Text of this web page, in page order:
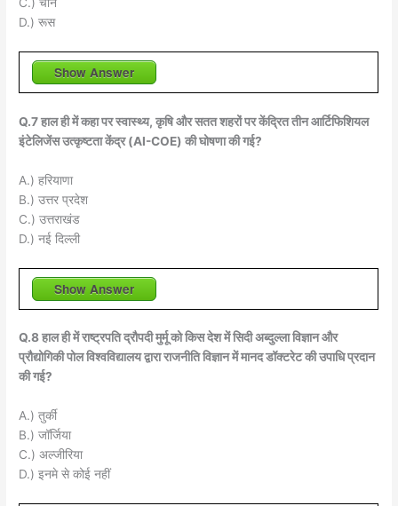
C.) चीन
D.) रूस
Show Answer
Q.7 हाल ही में कहा पर स्वास्थ्य, कृषि और सतत शहरों पर केंद्रित तीन आर्टिफिशियल
इंटेलिजेंस उत्कृष्टता केंद्र (AI-COE) की घोषणा की गई?
A.) हरियाणा
B.) उत्तर प्रदेश
C.) उत्तराखंड
D.) नई दिल्ली
Show Answer
Q.8 हाल ही में राष्ट्रपति द्रौपदी मुर्मू को किस देश में सिदी अब्दुल्ला विज्ञान और
प्रौद्योगिकी पोल विश्वविद्यालय द्वारा राजनीति विज्ञान में मानद डॉक्टरेट की उपाधि प्रदान
की गई?
A.) तुर्की
B.) जॉर्जिया
C.) अल्जीरिया
D.) इनमे से कोई नहीं